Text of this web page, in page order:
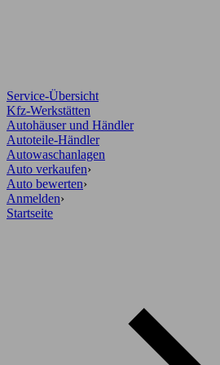
Service-Übersicht
Kfz-Werkstätten
Autohäuser und Händler
Autoteile-Händler
Autowaschanlagen
Auto verkaufen›
Auto bewerten›
Anmelden›
Startseite